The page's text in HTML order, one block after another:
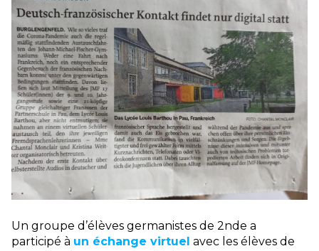
Un groupe d’élèves germanistes de 2nde a
participé à un échange virtuel avec les élèves de